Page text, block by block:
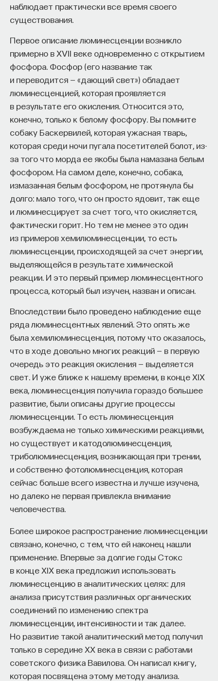
наблюдает практически все время своего
существования.
Первое описание люминесценции возникло
примерно в XVII веке одновременно с открытием
фосфора. Фосфор (его название так
и переводится — «дающий свет») обладает
люминесценцией, которая проявляется
в результате его окисления. Относится это,
конечно, только к белому фосфору. Вы помните
собаку Баскервилей, которая ужасная тварь,
которая среди ночи пугала посетителей болот, из-
за того что морда ее якобы была намазана белым
фосфором. На самом деле, конечно, собака,
измазанная белым фосфором, не протянула бы
долго: мало того, что он просто ядовит, так еще
и люминесцирует за счет того, что окисляется,
фактически горит. Но тем не менее это один
из примеров хемилюминесценции, то есть
люминесценции, происходящей за счет энергии,
выделяющейся в результате химической
реакции. И это первый пример люминесцентного
процесса, который был изучен, назван и описан.
Впоследствии было проведено наблюдение еще
ряда люминесцентных явлений. Это опять же
была хемилюминесценция, потому что оказалось,
что в ходе довольно многих реакций — в первую
очередь это реакция окисления — выделяется
свет. И уже ближе к нашему времени, в конце XIX
века, люминесценция получила гораздо большее
развитие, были описаны другие процессы
люминесценции. То есть люминесценция
возбуждаема не только химическими реакциями,
но существует и катодолюминесценция,
триболюминесценция, возникающая при трении,
и собственно фотолюминесценция, которая
сейчас больше всего известна и лучше изучена,
но далеко не первая привлекла внимание
человечества.
Более широкое распространение люминесценции
связано, конечно, с тем, что ей наконец нашли
применение. Впервые за долгие годы Стокс
в конце XIX века предложил использовать
люминесценцию в аналитических целях: для
анализа присутствия различных органических
соединений по изменению спектра
люминесценции, интенсивности и так далее.
Но развитие такой аналитический метод получил
только в середине XX века в связи с работами
советского физика Вавилова. Он написал книгу,
которая посвящена этому методу анализа.
В новой программе «Перспективы» главный
редактор проекта ПостНаукаИвар
Максутовговорит с учеными об их профессии,
о месте их дисциплины в системе научного знания,
о наиболее актуальных областях исследования
и о том, что в будущем нам следует ждать
от научного сообщества — обо всем, что
составляет перспективу науки будущего
в сегодняшнем дне.
НАД МАТЕРИАЛОМ РАБОТАЛИ
Ивар Максутов
издатель, сооснователь Редакционно-
издательского дома "ПостНаука", религиовед
Александр Львовский
PhD in Physics, профессор физического
факультета университета Калгари,
руководитель научной группы, член научного
совета Российского квантового центра,
644 публикации
КВАНТОВАЯ ФИЗИКА
КВАНТОВАЯ ОПТИКА ТОЧНЫЕ НАУКИ
Внеси свой вклад в дело
просвещения!